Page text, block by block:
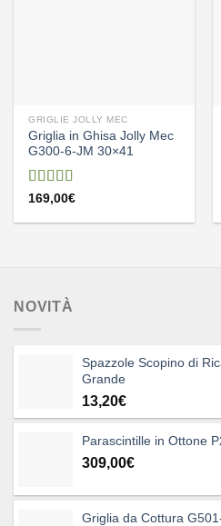
GRIGLIE JOLLY MEC
Griglia in Ghisa Jolly Mec
G300-6-JM 30×41
Valutato
169,00€
NOVITÀ
Spazzole Scopino di
Grande
13,20€
Parascintille in Ottone
309,00€
Griglia da Cottura